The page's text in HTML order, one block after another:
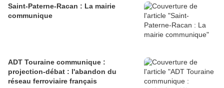
Saint-Paterne-Racan : La mairie
communique
ADT Touraine communique :
projection-débat : l'abandon du
réseau ferroviaire français